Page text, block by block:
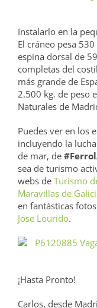
Instalarlo en la
El cráneo pesa
espina dorsal de
completas del
más grande de
2.500 kg. de peso
Naturales de
Puedes ver en los
incluyendo la
de mar, de
sea de turismo
webs de Turismo
Maravillas de
en fantásticas
Jose Lourido.
¡Hasta Pronto!
Carlos, desde